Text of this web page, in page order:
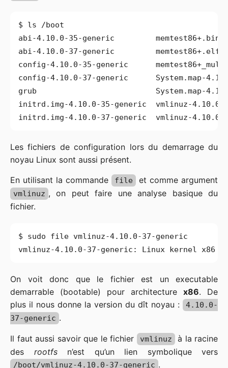
Les fichiers de configuration lors du demarrage du
noyau Linux sont aussi présent.
En utilisant la commande
file et comme argument
vmlinuz , on peut faire une analyse basique du
fichier.
vmlinuz-4.10.0-37-generic: Linux kernel x86
On voit donc que le fichier est un executable
demarrable (bootable) pour architecture x86. De
plus il nous donne la version du dît noyau :
4.10.0-
37-generic .
Il faut aussi savoir que le fichier vmlinuz
à la racine
des rootfsn’est qu’un lien symbolique vers
/boot/vmlinuz-4.10.0-37-generic .